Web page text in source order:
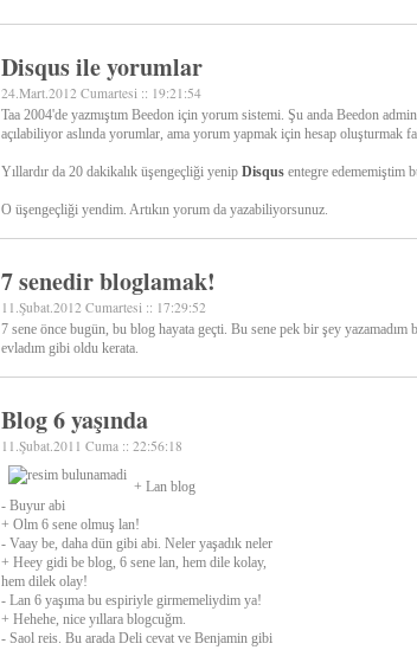
Disqus ile yorumlar
24.Mart.2012 Cumartesi :: 19:21:54
Taa 2004'de yazmıştım Beedon için yorum sistemi. Şu anda Beedon
açılabiliyor aslında yorumlar, ama yorum yapmak için hesap oluşturmak
Yıllardır da 20 dakikalık üşengeçliği yenip Disqus entegre edememiştim
O üşengeçliği yendim. Artıkın yorum da yazabiliyorsunuz.
7 senedir bloglamak!
11.Şubat.2012 Cumartesi :: 17:29:52
7 sene önce bugün, bu blog hayata geçti. Bu sene pek bir şey yazamadım
evladım gibi oldu kerata.
Blog 6 yaşında
11.Şubat.2011 Cuma :: 22:56:18
+ Lan blog
- Buyur abi
+ Olm 6 sene olmuş lan!
- Vaay be, daha dün gibi abi. Neler yaşadık neler
+ Heey gidi be blog, 6 sene lan, hem dile kolay,
hem dilek olay!
- Lan 6 yaşıma bu espiriyle girmemeliydim ya!
+ Hehehe, nice yıllara blogcuğm.
- Saol reis. Bu arada Deli cevat ve Benjamin gibi